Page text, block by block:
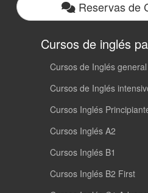
Reservas de
Cursos de inglés
Cursos de Inglés general
Cursos de Inglés
Cursos Inglés
Cursos Inglés A2
Cursos Inglés B1
Cursos Inglés B2 First